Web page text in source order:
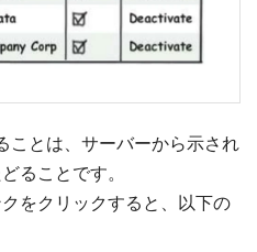
ことは、サーバーから示され
ることです。
をクリックすると、以下の